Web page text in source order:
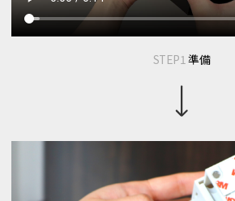
STEP1準備